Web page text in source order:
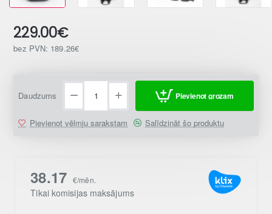
229.00€
bez PVN: 189.26€
Daudzums Pievienot grozam
Pievienot vēlmju sarakstam Salīdzināt šo produktu